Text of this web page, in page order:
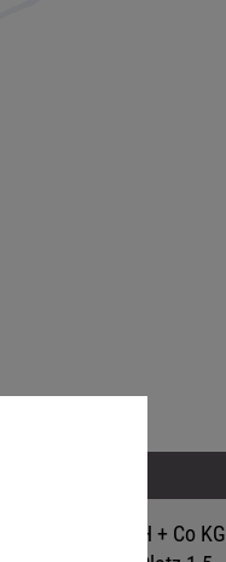
Hutter Trade GmbH + Co KG